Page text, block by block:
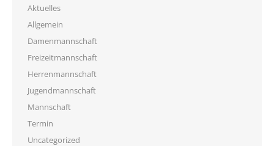
Aktuelles
Allgemein
Damenmannschaft
Freizeitmannschaft
Herrenmannschaft
Jugendmannschaft
Mannschaft
Termin
Uncategorized